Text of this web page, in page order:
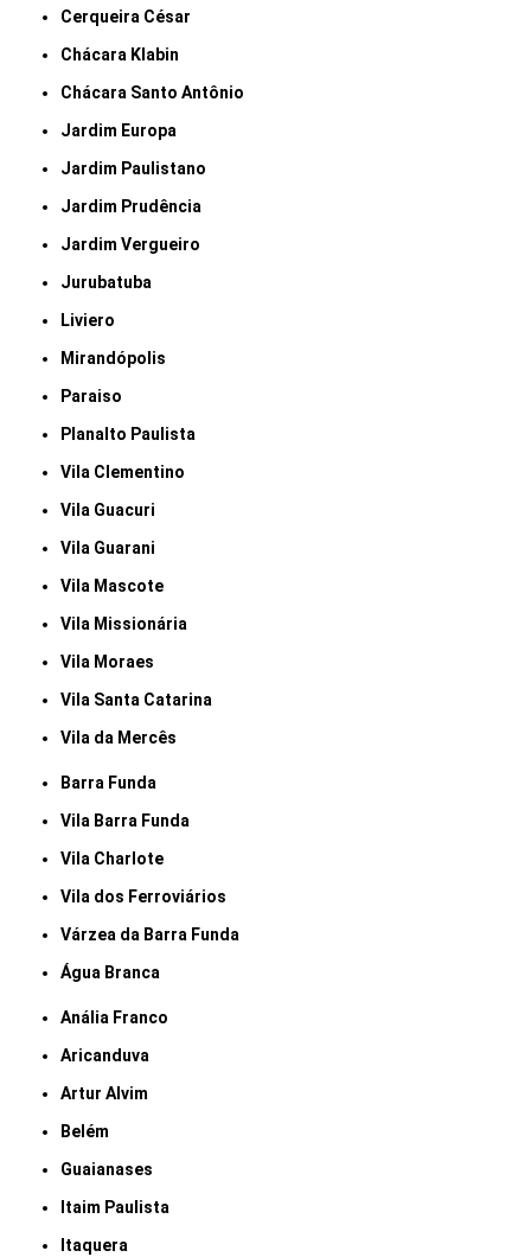
Cerqueira César
Chácara Klabin
Chácara Santo Antônio
Jardim Europa
Jardim Paulistano
Jardim Prudência
Jardim Vergueiro
Jurubatuba
Liviero
Mirandópolis
Paraiso
Planalto Paulista
Vila Clementino
Vila Guacuri
Vila Guarani
Vila Mascote
Vila Missionária
Vila Moraes
Vila Santa Catarina
Vila da Mercês
Barra Funda
Vila Barra Funda
Vila Charlote
Vila dos Ferroviários
Várzea da Barra Funda
Água Branca
Anália Franco
Aricanduva
Artur Alvim
Belém
Guaianases
Itaim Paulista
Itaquera